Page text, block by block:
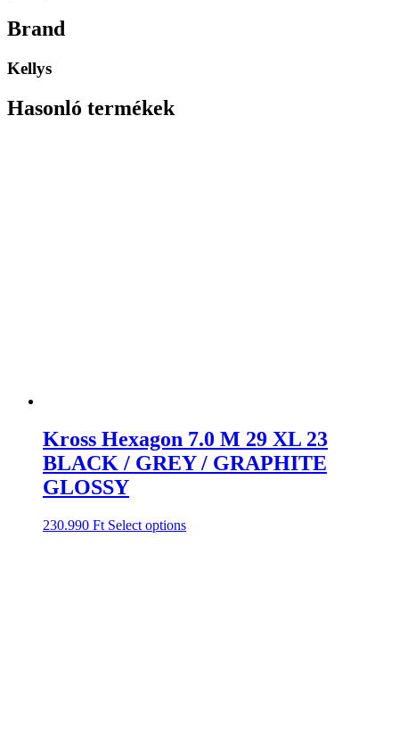
Brand
Kellys
Hasonló termékek
Kross Hexagon 7.0 M 29 XL 23
BLACK / GREY / GRAPHITE
GLOSSY
230.990 Ft Select options